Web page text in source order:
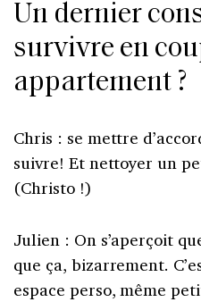
Un dernier
survivre en
appartement ?
Chris : se mettre
suivre! Et nettoyer un
(Christo !)
Julien : On s’aperçoit
que ça, bizarrement.
espace perso, même